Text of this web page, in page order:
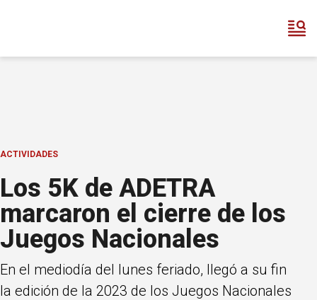
ACTIVIDADES
Los 5K de ADETRA
marcaron el cierre de los
Juegos Nacionales
En el mediodía del lunes feriado, llegó a su fin
la edición de la 2023 de los Juegos Nacionales